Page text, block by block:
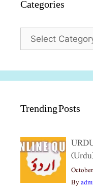
Categories
Categories
Trending Posts
By